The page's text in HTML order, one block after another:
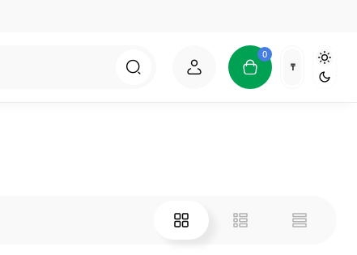
0
₸